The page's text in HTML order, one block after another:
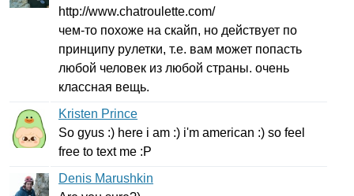
http://www.chatroulette.com/
чем-то похоже на скайп, но действует по
принципу рулетки, т.е. вам может попасть
любой человек из любой страны. очень
классная вещь.
Kristen Prince
So gyus :) here i am :) i'm american :) so feel
free to text me :P
Denis Marushkin